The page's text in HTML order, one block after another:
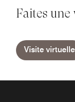
Faites
Visite virtuelle